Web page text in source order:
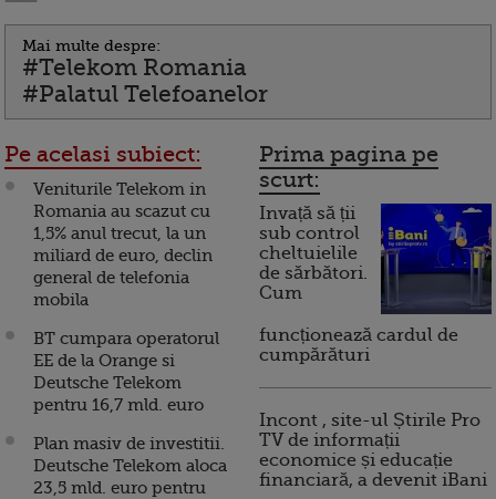
Mai multe despre:
#Telekom Romania
#Palatul Telefoanelor
Pe acelasi subiect:
Veniturile Telekom in
Romania au scazut cu
1,5% anul trecut, la un
miliard de euro, declin
general de telefonia
mobila
BT cumpara operatorul
EE de la Orange si
Deutsche Telekom
pentru 16,7 mld. euro
Plan masiv de investitii.
Deutsche Telekom aloca
23,5 mld. euro pentru
Prima pagina pe
scurt:
Invață să ții
sub control
cheltuielile
de sărbători.
Cum
funcționează cardul de
cumpărături
Incont , site-ul Știrile Pro
TV de informații
economice și educație
financiară, a devenit iBani